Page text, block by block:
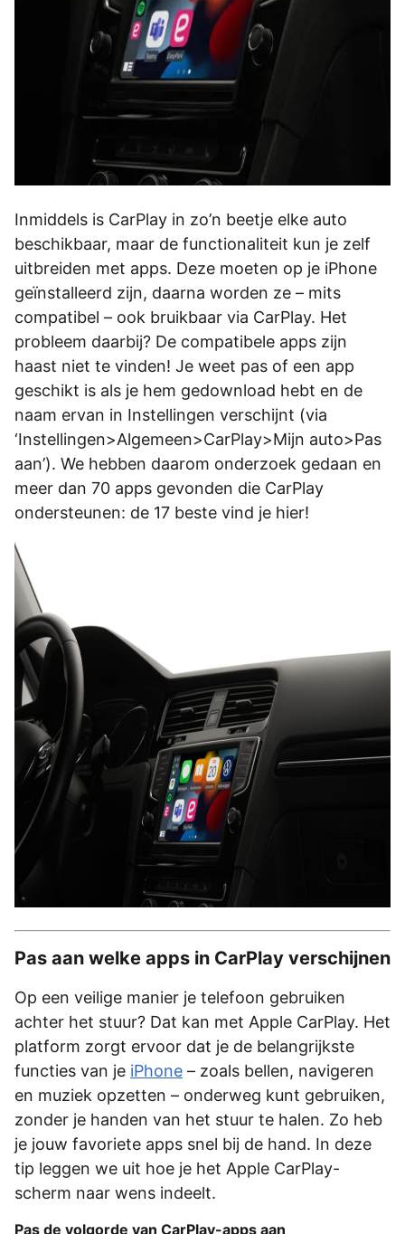
Inmiddels is CarPlay in zo’n beetje elke auto
beschikbaar, maar de functionaliteit kun je zelf
uitbreiden met apps. Deze moeten op je iPhone
geïnstalleerd zijn, daarna worden ze – mits
compatibel – ook bruikbaar via CarPlay. Het
probleem daarbij? De compatibele apps zijn
haast niet te vinden! Je weet pas of een app
geschikt is als je hem gedownload hebt en de
naam ervan in Instellingen verschijnt (via
‘Instellingen>Algemeen>CarPlay>Mijn auto>Pas
aan’). We hebben daarom onderzoek gedaan en
meer dan 70 apps gevonden die CarPlay
ondersteunen: de 17 beste vind je hier!
Pas aan welke apps in CarPlay verschijnen
Op een veilige manier je telefoon gebruiken
achter het stuur? Dat kan met Apple CarPlay. Het
platform zorgt ervoor dat je de belangrijkste
functies van je iPhone – zoals bellen, navigeren
en muziek opzetten – onderweg kunt gebruiken,
zonder je handen van het stuur te halen. Zo heb
je jouw favoriete apps snel bij de hand. In deze
tip leggen we uit hoe je het Apple CarPlay-
scherm naar wens indeelt.
Pas de volgorde van CarPlay-apps aan